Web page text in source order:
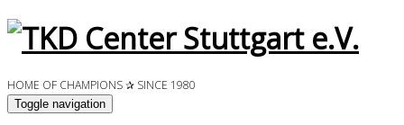
HOME OF CHAMPIONS ✰ SINCE 1980
Toggle navigation